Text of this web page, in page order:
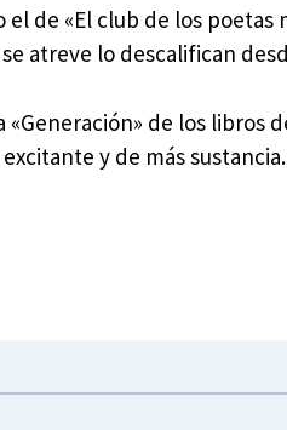
de «El club de los
atreve lo descalifican
de los libros
y de más sustancia.